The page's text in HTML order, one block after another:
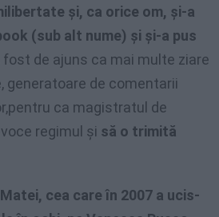
şi, ca orice om, şi-a
(sub alt nume) şi şi-a pus
fost de ajuns ca mai multe ziare
generatoare de comentarii
ca magistratul de
regimul şi să o trimită
cea care în 2007 a ucis-